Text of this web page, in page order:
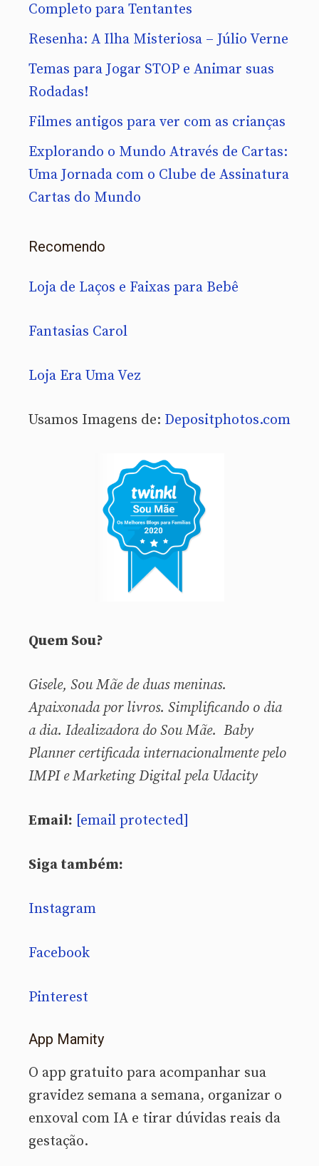
Completo para Tentantes
Resenha: A Ilha Misteriosa – Júlio Verne
Temas para Jogar STOP e Animar suas
Rodadas!
Filmes antigos para ver com as crianças
Explorando o Mundo Através de Cartas:
Uma Jornada com o Clube de Assinatura
Cartas do Mundo
Recomendo
Loja de Laços e Faixas para Bebê
Fantasias Carol
Loja Era Uma Vez
Usamos Imagens de: Depositphotos.com
Quem Sou?
Gisele, Sou Mãe de duas meninas.
Apaixonada por livros. Simplificando o dia
a dia. Idealizadora do Sou Mãe. Baby
Planner certificada internacionalmente pelo
IMPI e Marketing Digital pela Udacity
Email: [email protected]
Siga também:
Instagram
Facebook
Pinterest
App Mamity
O app gratuito para acompanhar sua
gravidez semana a semana, organizar o
enxoval com IA e tirar dúvidas reais da
gestação.